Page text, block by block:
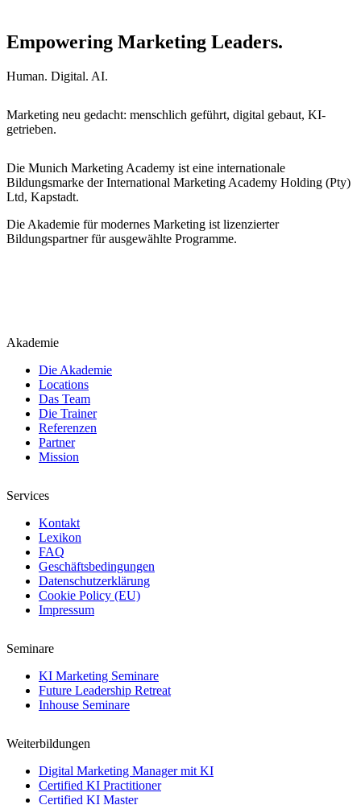
Empowering Marketing Leaders.
Human. Digital. AI.
Marketing neu gedacht: menschlich geführt, digital gebaut, KI-
getrieben.
Die Munich Marketing Academy ist eine internationale
Bildungsmarke der International Marketing Academy Holding (Pty)
Ltd, Kapstadt.
Die Akademie für modernes Marketing ist lizenzierter
Bildungspartner für ausgewählte Programme.
Akademie
Die Akademie
Locations
Das Team
Die Trainer
Referenzen
Partner
Mission
Services
Kontakt
Lexikon
FAQ
Geschäftsbedingungen
Datenschutzerklärung
Cookie Policy (EU)
Impressum
Seminare
KI Marketing Seminare
Future Leadership Retreat
Inhouse Seminare
Weiterbildungen
Digital Marketing Manager mit KI
Certified KI Practitioner
Certified KI Master